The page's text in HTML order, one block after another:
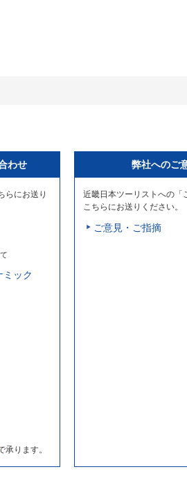
わせ
らにお送り
ミック
承ります。
弊社へのご
近畿日本ツーリストへの「
こちらにお送りください。
ご意見・ご指摘